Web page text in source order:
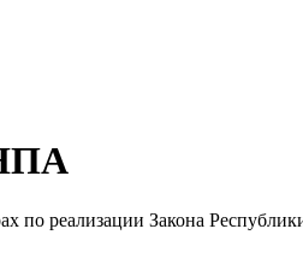
по реализации Закона